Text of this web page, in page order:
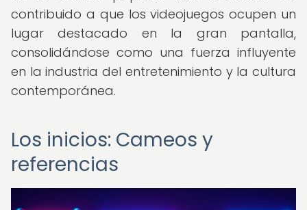
contribuido a que los videojuegos ocupen un
lugar destacado en la gran pantalla,
consolidándose como una fuerza influyente
en la industria del entretenimiento y la cultura
contemporánea.
Los inicios: Cameos y
referencias